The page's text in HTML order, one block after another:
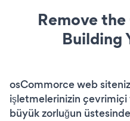
Remove
Building
osCommorce web
işletmelerinizin çevrimiçi
büyük zorluğun